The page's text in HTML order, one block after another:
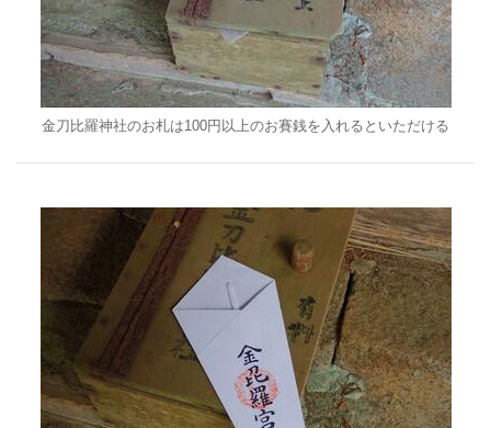
金刀比羅神社のお札は100円以上のお賽銭を入れるといただける